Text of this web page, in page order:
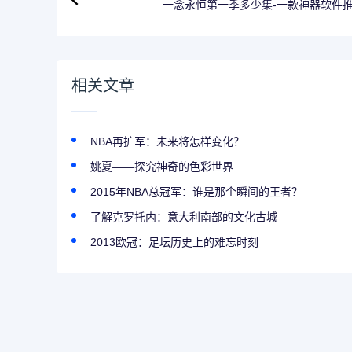
一念永恒第一季多少集-一款神器软件
相关文章
NBA再扩军：未来将怎样变化？
姚夏——探究神奇的色彩世界
2015年NBA总冠军：谁是那个瞬间的王者？
了解克罗托内：意大利南部的文化古城
2013欧冠：足坛历史上的难忘时刻